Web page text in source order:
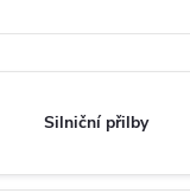
Silniční přilby